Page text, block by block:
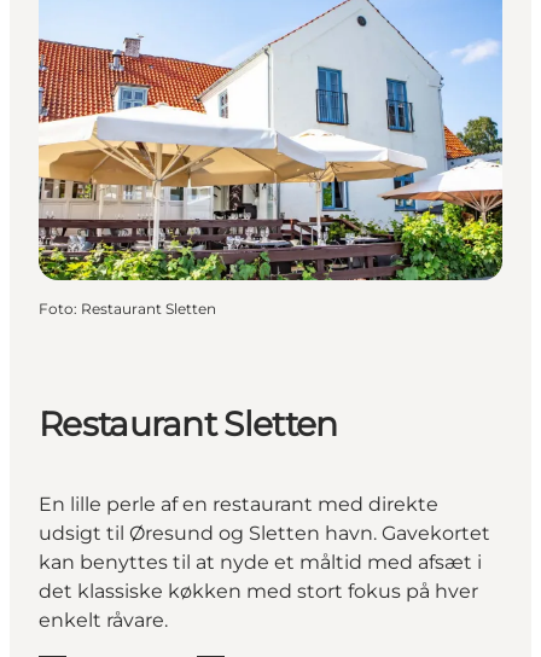
Foto: Restaurant Sletten
Restaurant Sletten
En lille perle af en restaurant med direkte
udsigt til Øresund og Sletten havn. Gavekortet
kan benyttes til at nyde et måltid med afsæt i
det klassiske køkken med stort fokus på hver
enkelt råvare.